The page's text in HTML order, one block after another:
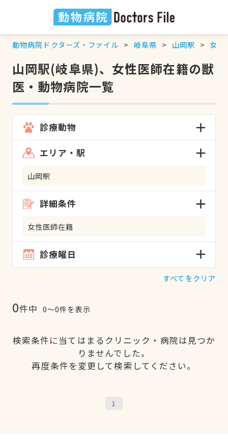
動物病院ドクターズ・ファイル 岐阜県 山岡駅 女性
山岡駅(岐阜県)、女性医師在籍の獣
医・動物病院一覧
診療動物
エリア・駅
山岡駅
詳細条件
女性医師在籍
診療曜日
すべてをクリア
0件中 0〜0件を表示
検索条件に当てはまるクリニック・病院は見つか
りませんでした。
再度条件を変更して検索してください。
1